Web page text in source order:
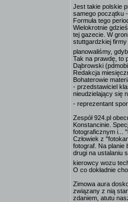
Jest takie polskie
samego początku
Formuła tego
Wielokrotnie
tej gazecie. W
stuttgardzkiej
planowaliśmy,
Tak na prawdę, to
Dąbrowski
Redakcja
Bohaterowie
- przedstawiciel
nieudzielający się
- reprezentant
Zespół 924.pl
Konstancinie.
fotograficznym i...
Człowiek z
fotograf. Na planie
drugi na ustalaniu
kierowcy wozu
O co dokładnie
Zimowa aura
związany z nią
zdaniem, atutu